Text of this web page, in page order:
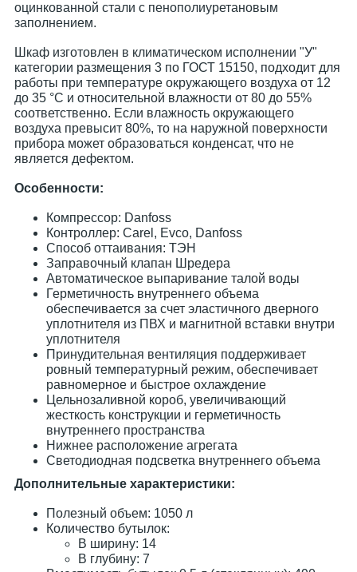
оцинкованной стали с пенополиуретановым
заполнением.
Шкаф изготовлен в климатическом исполнении "У"
категории размещения 3 по ГОСТ 15150, подходит для
работы при температуре окружающего воздуха от 12
до 35 °С и относительной влажности от 80 до 55%
соответственно. Если влажность окружающего
воздуха превысит 80%, то на наружной поверхности
прибора может образоваться конденсат, что не
является дефектом.
Особенности:
Компрессор: Danfoss
Контроллер: Carel, Evco, Danfoss
Способ оттаивания: ТЭН
Заправочный клапан Шредера
Автоматическое выпаривание талой воды
Герметичность внутреннего объема
обеспечивается за счет эластичного дверного
уплотнителя из ПВХ и магнитной вставки внутри
уплотнителя
Принудительная вентиляция поддерживает
ровный температурный режим, обеспечивает
равномерное и быстрое охлаждение
Цельнозаливной короб, увеличивающий
жесткость конструкции и герметичность
внутреннего пространства
Нижнее расположение агрегата
Светодиодная подсветка внутреннего объема
Дополнительные характеристики:
Полезный объем: 1050 л
Количество бутылок:
В ширину: 14
В глубину: 7